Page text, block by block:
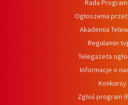
Rada
Ogłoszenia
Akademia
Regulamin
Telegazeta
Informacje o
Konkursy
Zgłoś program